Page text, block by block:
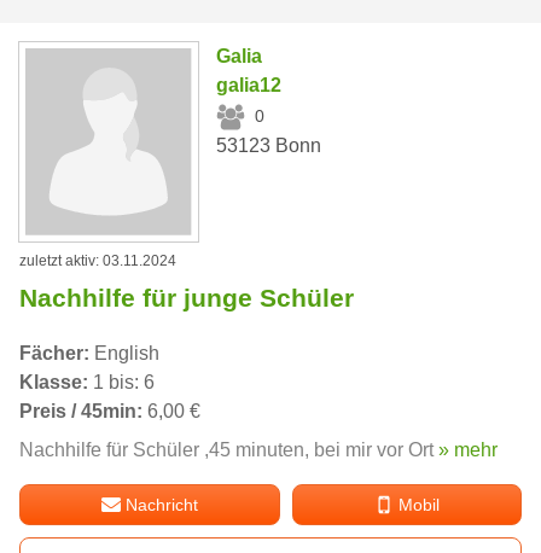
Galia
galia12
0
53123 Bonn
zuletzt aktiv: 03.11.2024
Nachhilfe für junge Schüler
Fächer: English
Klasse: 1 bis: 6
Preis / 45min: 6,00 €
Nachhilfe für Schüler ,45 minuten, bei mir vor Ort» mehr
Nachricht Mobil